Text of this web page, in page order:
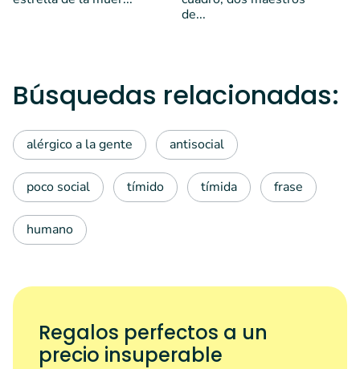
de...
Búsquedas relacionadas:
alérgico a la gente antisocial
poco social tímido tímida frase
humano
Regalos perfectos a un
precio insuperable